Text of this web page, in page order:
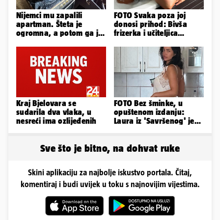
Nijemci mu zapalili
apartman. Šteta je
ogromna, a potom ga je
FOTO Svaka poza joj
donosi prihod: Bivša
frizerka i učiteljica
Kraj Bjelovara se
sudarila dva vlaka, u
nesreći ima ozlijeđenih
FOTO Bez šminke, u
opuštenom izdanju:
Laura iz 'Savršenog' je
Sve što je bitno, na dohvat ruke
Skini aplikaciju za najbolje iskustvo portala. Čitaj,
komentiraj i budi uvijek u toku s najnovijim vijestima.